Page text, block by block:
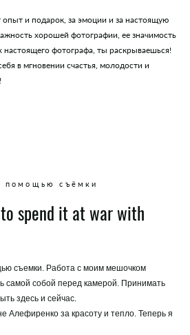
опыт и подарок, за эмоции и за настоящую
хорошей фотографии, ее значимость
настоящего фотографа, ты раскрываешься!
в мгновении счастья, молодости и
помощью съёмки
spend it at war with
съемки. Работа с моим мешочком
самой собой перед камерой. Принимать
здесь и сейчас.
Алефиренко за красоту и тепло. Теперь я